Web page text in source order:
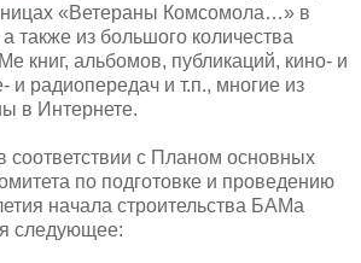
«Ветераны Комсомола…» в
также из большого количества
книг, альбомов, публикаций, кино- и
и радиопередач и т.п., многие из
в Интернете.
соответствии с Планом основных
по подготовке и проведению
начала строительства БАМа
следующее: